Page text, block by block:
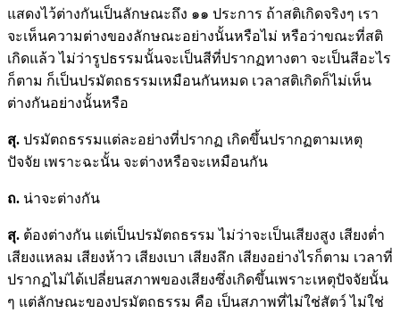
แสดงไว้ต่างกันเป็นลักษณะถึง ๑๑ ประการ ถ้าสติเกิดจริงๆ เรา
จะเห็นความต่างของลักษณะอย่างนั้นหรือไม่ หรือว่าขณะที่สติ
เกิดแล้ว ไม่ว่ารูปธรรมนั้นจะเป็นสีที่ปรากฏทางตา จะเป็นสีอะไร
ก็ตาม ก็เป็นปรมัตถธรรมเหมือนกันหมด เวลาสติเกิดก็ไม่เห็น
ต่างกันอย่างนั้นหรือ
สุ. ปรมัตถธรรมแต่ละอย่างที่ปรากฏ เกิดขึ้นปรากฏตามเหตุ
ปัจจัย เพราะฉะนั้น จะต่างหรือจะเหมือนกัน
ถ. น่าจะต่างกัน
สุ. ต้องต่างกัน แต่เป็นปรมัตถธรรม ไม่ว่าจะเป็นเสียงสูง เสียงต่ำ
เสียงแหลม เสียงห้าว เสียงเบา เสียงลึก เสียงอย่างไรก็ตาม เวลาที่
ปรากฏไม่ได้เปลี่ยนสภาพของเสียงซึ่งเกิดขึ้นเพราะเหตุปัจจัยนั้น
ๆ แต่ลักษณะของปรมัตถธรรม คือ เป็นสภาพที่ไม่ใช่สัตว์ ไม่ใช่